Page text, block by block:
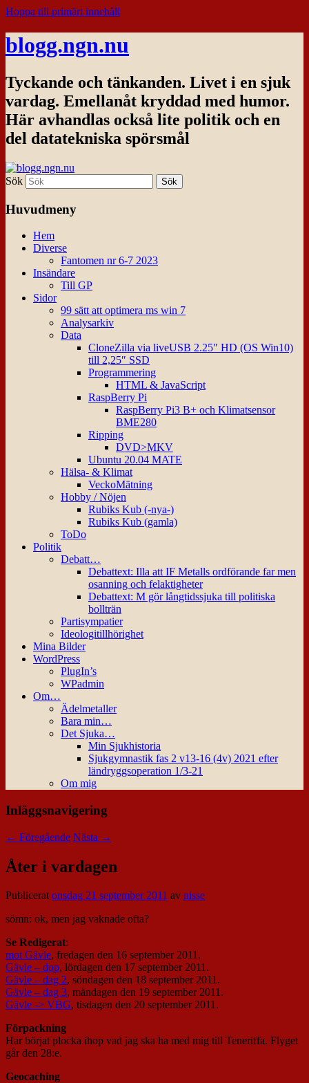
Hoppa till primärt innehåll
blogg.ngn.nu
Tyckande och tänkanden. Livet i en sjuk
vardag. Emellanåt kryddad med humor.
Här avhandlas också lite politik och en
del datatekniska spörsmål
Sök
Huvudmeny
Hem
Diverse
Fantomen nr 6-7 2023
Insändare
Till GP
Sidor
99 sätt att optimera ms win 7
Analysarkiv
Data
CloneZilla via liveUSB 2.25″ HD (OS Win10)
till 2,25″ SSD
Programmering
HTML & JavaScript
RaspBerry Pi
RaspBerry Pi3 B+ och Klimatsensor
BME280
Ripping
DVD>MKV
Ubuntu 20.04 MATE
Hälsa- & Klimat
VeckoMätning
Hobby / Nöjen
Rubiks Kub (-nya-)
Rubiks Kub (gamla)
ToDo
Politik
Debatt…
Debattext: Illa att IF Metalls ordförande far men
osanning och felaktigheter
Debattext: M gör långtidssjuka till politiska
bollträn
Partisympatier
Ideologitillhörighet
Mina Bilder
WordPress
PlugIn’s
WPadmin
Om…
Ädelmetaller
Bara min…
Det Sjuka…
Min Sjukhistoria
Sjukgymnastik fas 2 v13-16 (4v) 2021 efter
ländryggsoperation 1/3-21
Om mig
Inläggsnavigering
← Föregående Nästa →
Åter i vardagen
Publiceratonsdag 21 september 2011 av nisse
sömn: ok, men jag vaknade ofta?
Se Redigerat:
mot Gävle, fredagen den 16 september 2011.
Gävle – dop, lördagen den 17 september 2011.
Gävle – dag 2, söndagen den 18 september 2011.
Gävle – dag 3, måndagen den 19 september 2011.
Gävle -> VBG, tisdagen den 20 september 2011.
Förpackning
Har börjat plocka ihop vad jag ska ha med mig till Teneriffa. Flyget
går den 28:e.
Geocaching